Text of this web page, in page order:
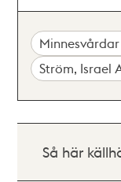
Minnesvårdar
Ström, Israel
Så här